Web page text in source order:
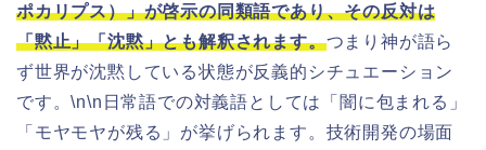
ポカリプス）」が啓示の同類語であり、その反対は
「黙止」「沈黙」とも解釈されます。つまり神が語ら
ず世界が沈黙している状態が反義的シチュエーション
です。\n\n日常語での対義語としては「闇に包まれる」
「モヤモヤが残る」が挙げられます。技術開発の場面